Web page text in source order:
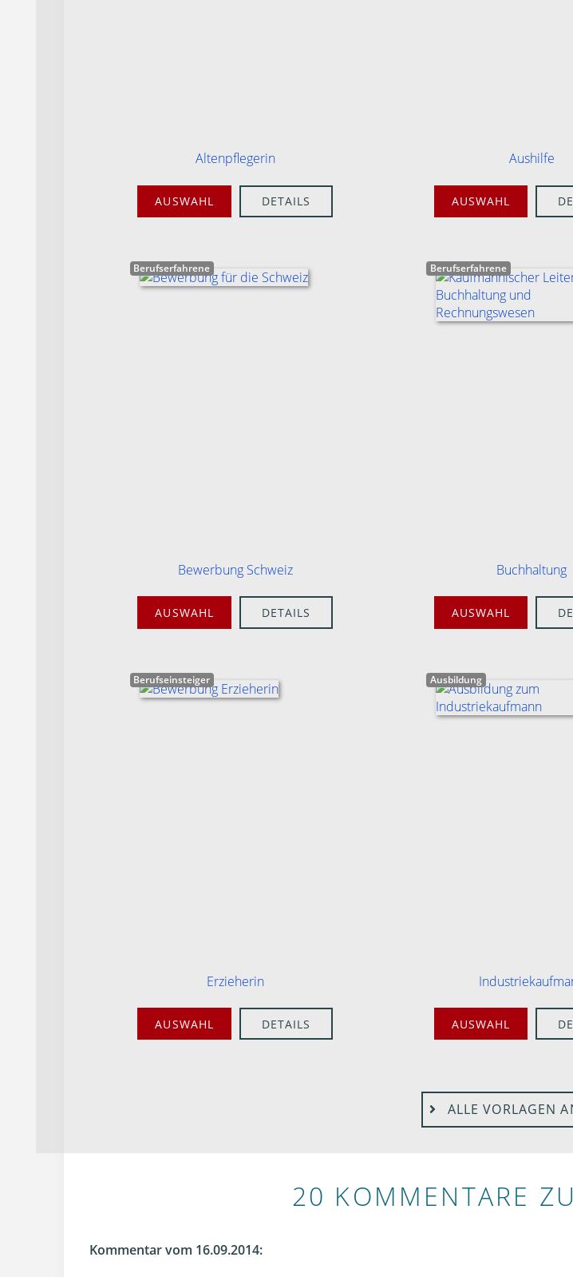
Altenpflegerin
AUSWAHL DETAILS
Aushilfe
AUSWAHL
Berufserfahrene
Bewerbung Schweiz
AUSWAHL DETAILS
Berufserfahrene
Buchhaltung
AUSWAHL
Berufseinsteiger
Erzieherin
AUSWAHL DETAILS
Ausbildung
AUSWAHL
ALLE VORLAGEN
20 KOMMENTARE
Kommentar vom 16.09.2014: